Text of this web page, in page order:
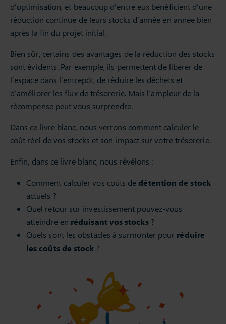
d’optimisation, et beaucoup d’entre eux bénéficient d’une
réduction continue de leurs stocks d’année en année bien
après la fin du projet initial.
Bien sûr, certains des avantages de la réduction des stocks
sont évidents. Par exemple, ils permettent de libérer de
l’espace dans l’entrepôt, de réduire les déchets et
d’améliorer les flux de trésorerie. Mais l’ampleur de la
récompense peut vous surprendre.
Dans ce livre blanc, nous verrons comment calculer le
coût réel de vos stocks et son impact sur votre trésorerie.
Enfin, dans ce livre blanc, nous révélons :
Comment calculer vos coûts dedétention de stock
actuels ?
Quel retour sur investissement pouvez-vous
atteindre en réduisant vos stocks?
Quels sont les obstacles à surmonter pour réduire
les coûts de stock ?